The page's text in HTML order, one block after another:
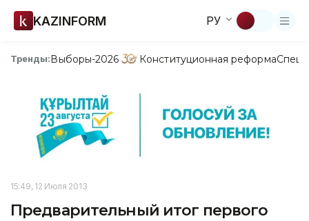
KAZINFORM РУ
Тренды:Выборы-2026 Конституционная реформа
15:49, 12 Июля 2013
Предварительный итог первого